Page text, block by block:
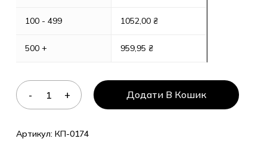
100 - 499
500 +
1052,00 ₴
959,95 ₴
Додати В Кошик
Артикул: КП-0174